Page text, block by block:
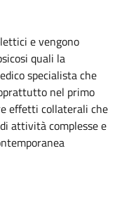
e vengono
quali la
specialista che
nel primo
effetti collaterali che
attività complesse e